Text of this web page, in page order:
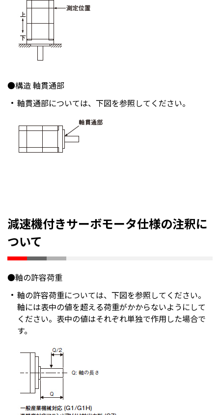
●構造 軸貫通部
軸貫通部については、下図を参照してください。
減速機付きサーボモータ仕様の注釈に
ついて
●軸の許容荷重
軸の許容荷重については、下図を参照してください。
軸には表中の値を超える荷重がかからないようにして
ください。表中の値はそれぞれ単独で作用した場合で
す。